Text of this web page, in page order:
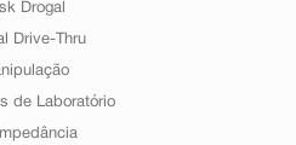
Drogal
Drive-Thru
de Laboratório